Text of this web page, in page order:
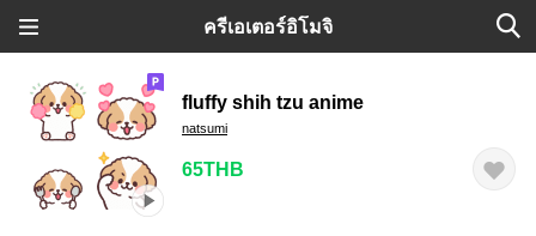
ครีเอเตอร์อิโมจิ
fluffy shih tzu anime
natsumi
65THB